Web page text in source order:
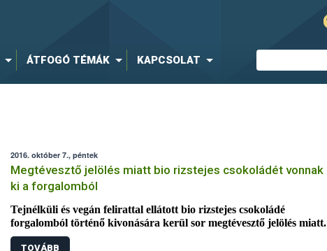
ÁTFOGÓ TÉMÁK KAPCSOLAT
2016. október 7., péntek
Megtévesztő jelölés miatt bio rizstejes csokoládét vonnak
ki a forgalomból
Tejnélküli és vegán felirattal ellátott bio rizstejes csokoládé
forgalomból történő kivonására kerül sor megtévesztő jelölés miatt.
A gyártó a hátoldali címkén ugyan feltüntette, hogy a termék
TOVÁBB